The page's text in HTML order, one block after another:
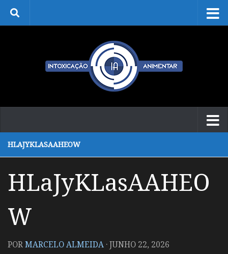
Skip to content
HLAJYKLASAAHEOW
HLaJyKLasAAHEO
W
PORMARCELO ALMEIDA ·JUNHO 22, 2026